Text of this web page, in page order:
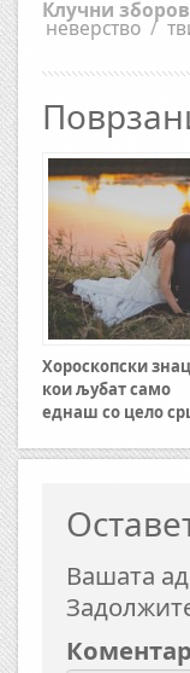
Клучни
неверство /
Хороскопски
кои љубат само
еднаш со цело
Вашата
Коментар